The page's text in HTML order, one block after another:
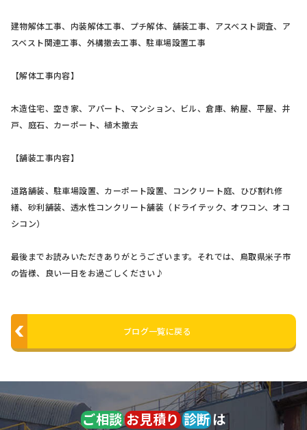
建物解体工事、内装解体工事、プチ解体、舗装工事、アスベスト調査、ア
スベスト関連工事、外構撤去工事、駐車場設置工事
【解体工事内容】
木造住宅、空き家、アパート、マンション、ビル、倉庫、納屋、平屋、井
戸、庭石、カーポート、植木撤去
【舗装工事内容】
道路舗装、駐車場設置、カーポート設置、コンクリート庭、ひび割れ修
繕、砂利舗装、透水性コンクリート舗装（ドライテック、オワコン、オコ
シコン）
最後までお読みいただきありがとうございます。それでは、鳥取県米子市
の皆様、良い一日をお過ごしください♪
ブログ一覧に戻る
ご相談 お見積り 診断は